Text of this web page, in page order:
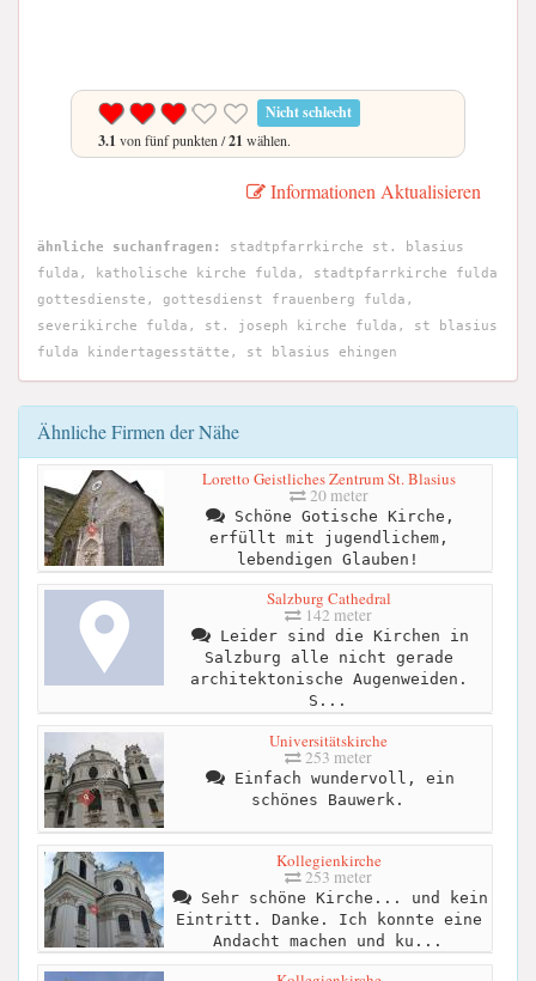
Nicht schlecht
3.1 von fünf punkten /21 wählen.
Informationen Aktualisieren
ähnliche suchanfragen:
stadtpfarrkirche st. blasius
fulda, katholische kirche fulda, stadtpfarrkirche fulda
gottesdienste, gottesdienst frauenberg fulda,
severikirche fulda, st. joseph kirche fulda, st blasius
fulda kindertagesstätte, st blasius ehingen
Ähnliche Firmen der Nähe
Loretto Geistliches Zentrum St. Blasius
20 meter
Schöne Gotische Kirche,
erfüllt mit jugendlichem,
lebendigen Glauben!
Salzburg Cathedral
142 meter
Leider sind die Kirchen in
Salzburg alle nicht gerade
architektonische Augenweiden.
S...
Universitätskirche
253 meter
Einfach wundervoll, ein
schönes Bauwerk.
Kollegienkirche
253 meter
Sehr schöne Kirche... und kein
Eintritt. Danke. Ich konnte eine
Andacht machen und ku...